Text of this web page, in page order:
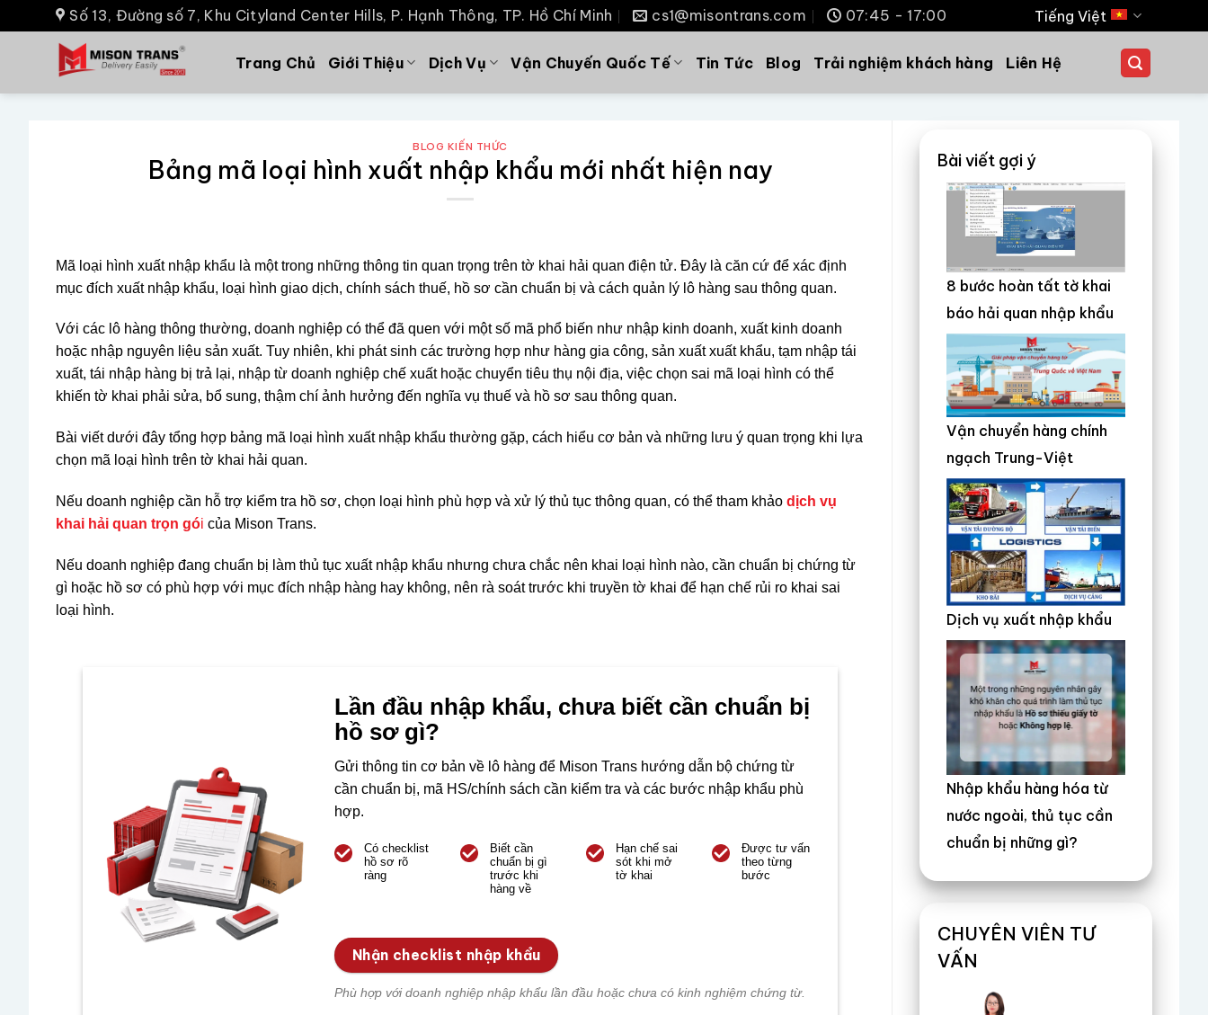
Số 13, Đường số 7, Khu Cityland Center Hills, P. Hạnh Thông, TP. Hồ Chí Minh cs1@misontrans.com 07:45 - 17:00 Tiếng Việt
Trang Chủ Giới Thiệu Dịch Vụ Vận Chuyến Quốc Tế Tin Tức Blog Trải nghiệm khách hàng Liên Hệ
BLOG KIẾN THỨC
Bảng mã loại hình xuất nhập khẩu mới nhất hiện nay
Mã loại hình xuất nhập khẩu là một trong những thông tin quan trọng trên tờ khai hải quan điện tử. Đây là căn cứ để xác định
mục đích xuất nhập khẩu, loại hình giao dịch, chính sách thuế, hồ sơ cần chuẩn bị và cách quản lý lô hàng sau thông quan.
Với các lô hàng thông thường, doanh nghiệp có thể đã quen với một số mã phổ biến như nhập kinh doanh, xuất kinh doanh
hoặc nhập nguyên liệu sản xuất. Tuy nhiên, khi phát sinh các trường hợp như hàng gia công, sản xuất xuất khẩu, tạm nhập tái
xuất, tái nhập hàng bị trả lại, nhập từ doanh nghiệp chế xuất hoặc chuyển tiêu thụ nội địa, việc chọn sai mã loại hình có thể
khiến tờ khai phải sửa, bổ sung, thậm chí ảnh hưởng đến nghĩa vụ thuế và hồ sơ sau thông quan.
Bài viết dưới đây tổng hợp bảng mã loại hình xuất nhập khẩu thường gặp, cách hiểu cơ bản và những lưu ý quan trọng khi lựa
chọn mã loại hình trên tờ khai hải quan.
Nếu doanh nghiệp cần hỗ trợ kiểm tra hồ sơ, chọn loại hình phù hợp và xử lý thủ tục thông quan, có thể tham khảo dịch vụ
khai hải quan trọn gói của Mison Trans.
Nếu doanh nghiệp đang chuẩn bị làm thủ tục xuất nhập khẩu nhưng chưa chắc nên khai loại hình nào, cần chuẩn bị chứng từ
gì hoặc hồ sơ có phù hợp với mục đích nhập hàng hay không, nên rà soát trước khi truyền tờ khai để hạn chế rủi ro khai sai
loại hình.
Lần đầu nhập khẩu, chưa biết cần chuẩn bị
hồ sơ gì?
Gửi thông tin cơ bản về lô hàng để Mison Trans hướng dẫn bộ chứng từ
cần chuẩn bị, mã HS/chính sách cần kiểm tra và các bước nhập khẩu phù
hợp.
Có checklist
hồ sơ rõ
ràng
Biết cần
chuẩn bị gì
trước khi
hàng về
Hạn chế sai
sót khi mở
tờ khai
Được tư vấn
theo từng
bước
Nhận checklist nhập khẩu
Phù hợp với doanh nghiệp nhập khẩu lần đầu hoặc chưa có kinh nghiệm chứng từ.
Bài viết gợi ý
8 bước hoàn tất tờ khai
báo hải quan nhập khẩu
Vận chuyển hàng chính
ngạch Trung-Việt
Dịch vụ xuất nhập khẩu
Nhập khẩu hàng hóa từ
nước ngoài, thủ tục cần
chuẩn bị những gì?
CHUYÊN VIÊN TƯ
VẤN